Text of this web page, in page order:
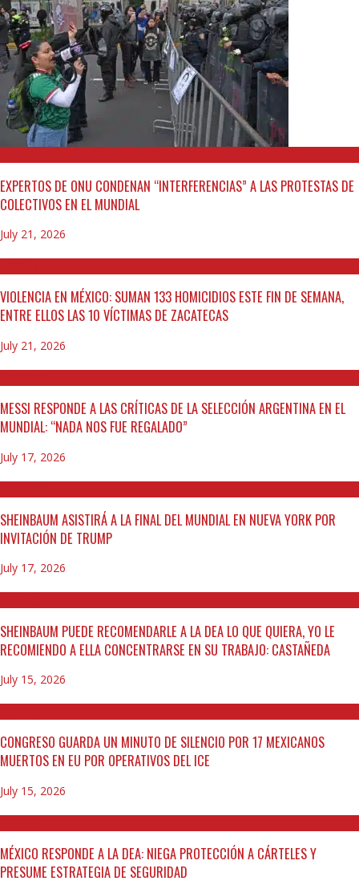
EXPERTOS DE ONU CONDENAN “INTERFERENCIAS” A LAS PROTESTAS DE
COLECTIVOS EN EL MUNDIAL
July 21, 2026
VIOLENCIA EN MÉXICO: SUMAN 133 HOMICIDIOS ESTE FIN DE SEMANA,
ENTRE ELLOS LAS 10 VÍCTIMAS DE ZACATECAS
July 21, 2026
MESSI RESPONDE A LAS CRÍTICAS DE LA SELECCIÓN ARGENTINA EN EL
MUNDIAL: “NADA NOS FUE REGALADO”
July 17, 2026
SHEINBAUM ASISTIRÁ A LA FINAL DEL MUNDIAL EN NUEVA YORK POR
INVITACIÓN DE TRUMP
July 17, 2026
SHEINBAUM PUEDE RECOMENDARLE A LA DEA LO QUE QUIERA, YO LE
RECOMIENDO A ELLA CONCENTRARSE EN SU TRABAJO: CASTAÑEDA
July 15, 2026
CONGRESO GUARDA UN MINUTO DE SILENCIO POR 17 MEXICANOS
MUERTOS EN EU POR OPERATIVOS DEL ICE
July 15, 2026
MÉXICO RESPONDE A LA DEA: NIEGA PROTECCIÓN A CÁRTELES Y
PRESUME ESTRATEGIA DE SEGURIDAD